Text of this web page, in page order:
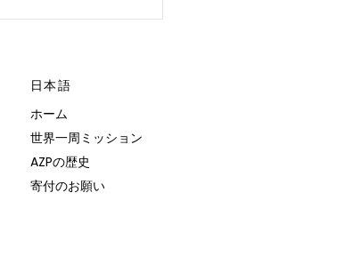
日本語
ホーム
世界一周ミッション
AZPの歴史
寄付のお願い